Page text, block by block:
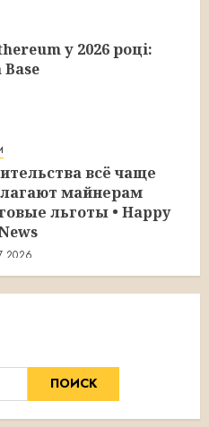
у 2026 році:
всё чаще
майнерам
льготы • Happy
ПОИСК